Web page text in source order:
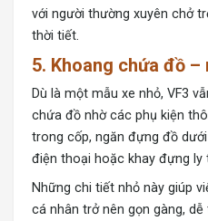
với người thường xuyên chở
thời tiết.
5. Khoang chứa đồ –
Dù là một mẫu xe nhỏ, VF3
chứa đồ nhờ các phụ kiện
trong cốp, ngăn đựng đồ
điện thoại hoặc khay đựng ly
Những chi tiết nhỏ này giúp
cá nhân trở nên gọn gàng,